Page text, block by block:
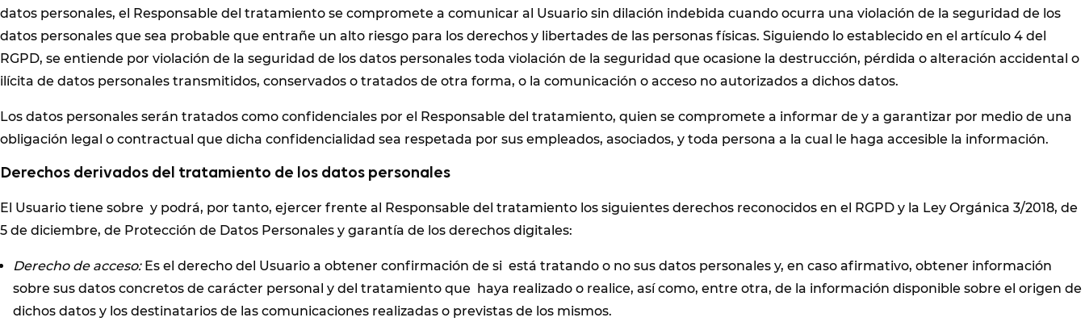
datos personales, el Responsable del tratamiento se compromete a comunicar al Usuario sin dilación indebida cuando ocurra una violación de la seguridad de los
datos personales que sea probable que entrañe un alto riesgo para los derechos y libertades de las personas físicas. Siguiendo lo establecido en el artículo 4 del
RGPD, se entiende por violación de la seguridad de los datos personales toda violación de la seguridad que ocasione la destrucción, pérdida o alteración accidental o
ilícita de datos personales transmitidos, conservados o tratados de otra forma, o la comunicación o acceso no autorizados a dichos datos.
Los datos personales serán tratados como confidenciales por el Responsable del tratamiento, quien se compromete a informar de y a garantizar por medio de una
obligación legal o contractual que dicha confidencialidad sea respetada por sus empleados, asociados, y toda persona a la cual le haga accesible la información.
Derechos derivados del tratamiento de los datos personales
El Usuario tiene sobre y podrá, por tanto, ejercer frente al Responsable del tratamiento los siguientes derechos reconocidos en el RGPD y la Ley Orgánica 3/2018, de
5 de diciembre, de Protección de Datos Personales y garantía de los derechos digitales:
Derecho de acceso:Es el derecho del Usuario a obtener confirmación de si está tratando o no sus datos personales y, en caso afirmativo, obtener información
sobre sus datos concretos de carácter personal y del tratamiento que haya realizado o realice, así como, entre otra, de la información disponible sobre el origen de
dichos datos y los destinatarios de las comunicaciones realizadas o previstas de los mismos.